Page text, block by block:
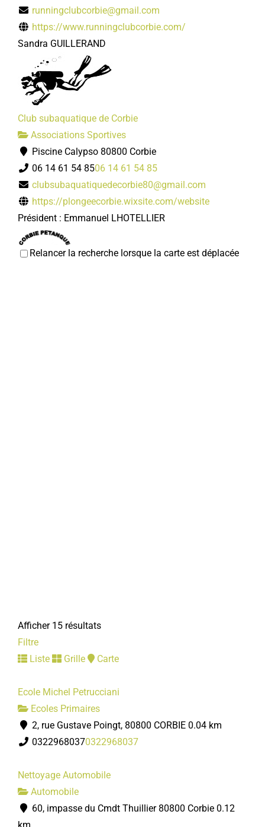
runningclubcorbie@gmail.com
https://www.runningclubcorbie.com/
Sandra GUILLERAND
Club subaquatique de Corbie
Associations Sportives
Piscine Calypso 80800 Corbie
06 14 61 54 8506 14 61 54 85
clubsubaquatiquedecorbie80@gmail.com
https://plongeecorbie.wixsite.com/website
Président : Emmanuel LHOTELLIER
nikobled@gmail.com
Avenir gymnique de Corbie
Associations Sportives
Relancer la recherche lorsque la carte est déplacée
Afficher 15 résultats
Filtre
Liste
Grille Carte
Ecole Michel Petrucciani
Ecoles Primaires
2, rue Gustave Poingt, 80800 CORBIE 0.04 km
03229680370322968037
Nettoyage Automobile
Automobile
60, impasse du Cmdt Thuillier 80800 Corbie 0.12